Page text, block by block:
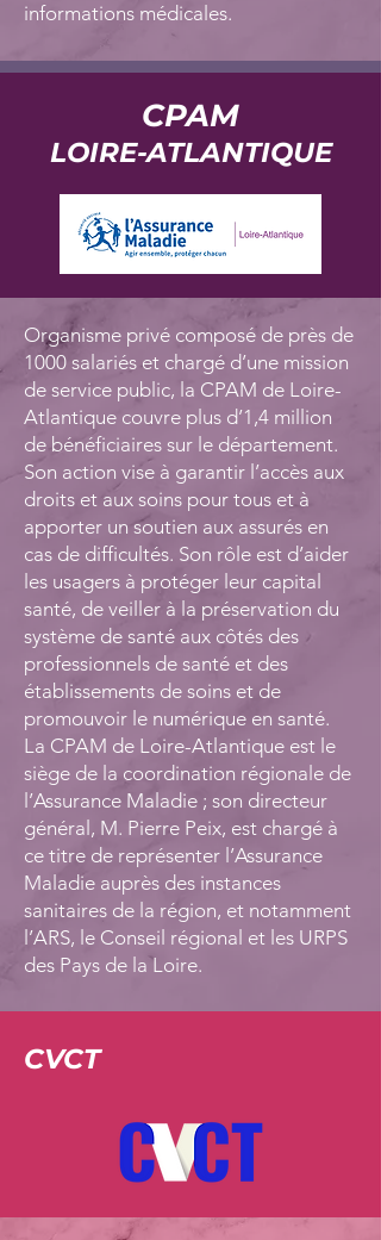
informations médicales.
CPAM
LOIRE-ATLANTIQUE
Organisme privé composé de près de
1000 salariés et chargé d’une mission
de service public, la CPAM de Loire-
Atlantique couvre plus d’1,4 million
de bénéficiaires sur le département.
Son action vise à garantir l’accès aux
droits et aux soins pour tous et à
apporter un soutien aux assurés en
cas de difficultés. Son rôle est d’aider
les usagers à protéger leur capital
santé, de veiller à la préservation du
système de santé aux côtés des
professionnels de santé et des
établissements de soins et de
promouvoir le numérique en santé.
La CPAM de Loire-Atlantique est le
siège de la coordination régionale de
l’Assurance Maladie ; son directeur
général, M. Pierre Peix, est chargé à
ce titre de représenter l’Assurance
Maladie auprès des instances
sanitaires de la région, et notamment
l’ARS, le Conseil régional et les URPS
des Pays de la Loire.
CVCT